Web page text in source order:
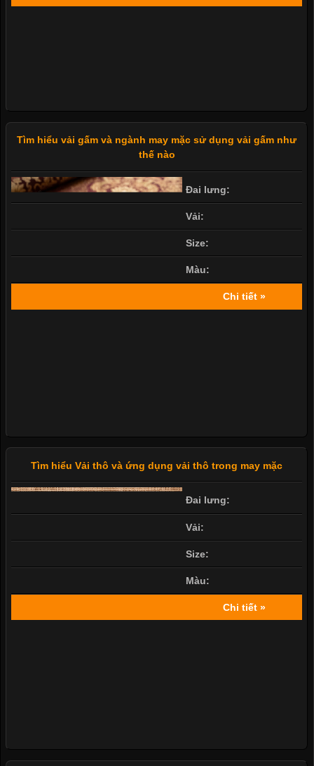
Tìm hiểu vải gấm và ngành may mặc sử dụng vải gấm như
thế nào
Đai lưng:
Vải:
Size:
Màu:
Chi tiết »
Tìm hiểu Vải thô và ứng dụng vải thô trong may mặc
Đai lưng:
Vải:
Size:
Màu:
Chi tiết »